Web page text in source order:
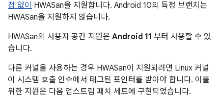
정 없이 HWASan을 지원합니다. Android 10의 특정 브랜치는
HWASan을 지원하지 않습니다.
HWASan의 사용자 공간 지원은 Android 11 부터 사용할 수 있
습니다.
다른 커널을 사용하는 경우 HWASan이 지원되려면 Linux 커널
이 시스템 호출 인수에서 태그된 포인터를 받아야 합니다. 이를
위한 지원은 다음 업스트림 패치 세트에 구현되었습니다.